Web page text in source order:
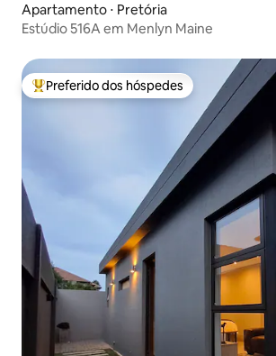
Apartamento ⋅ Pretória
Estúdio 516A em Menlyn Maine
Entre os melhores preferidos dos hóspedes
Preferido dos hóspedes